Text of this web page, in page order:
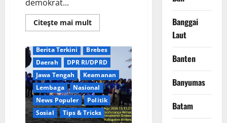
demokrat...
Citeşte mai multRead
more
Ketat
Menuju
Kursi
Demokrat
Brebes:
Dua
Kandidat
Kantongi
Dukungan
PAC
Berita Terkini
Brebes
Daerah
DPR RI/DPRD
Jawa Tengah
Keamanan
Lembaga
Nasional
News Populer
Politik
Sosial
Tips & Tricks
Banggai
Laut
Banten
Banyumas
Batam